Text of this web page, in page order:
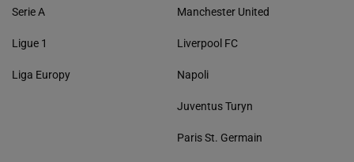
Serie A
Ligue 1
Liga Europy
Manchester United
Liverpool FC
Napoli
Juventus Turyn
Paris St. Germain